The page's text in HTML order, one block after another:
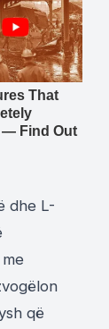
dhe L-
që